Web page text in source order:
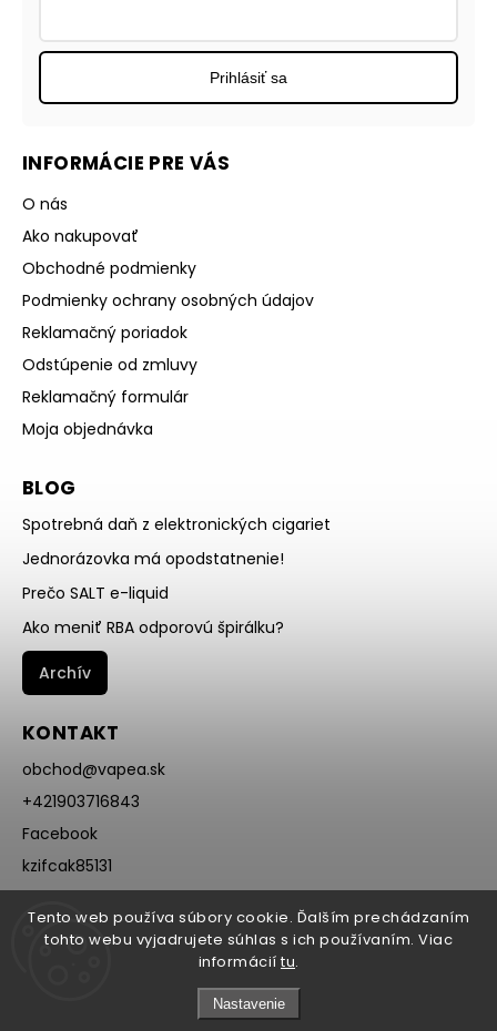
Tento web používa súbory cookie. Ďalším prechádzaním
tohto webu vyjadrujete súhlas s ich používaním. Viac
informácií tu.
Nastavenie
INFORMÁCIE PRE VÁS
O nás
Ako nakupovať
Obchodné podmienky
Podmienky ochrany osobných údajov
Reklamačný poriadok
Odstúpenie od zmluvy
Reklamačný formulár
Moja objednávka
BLOG
Spotrebná daň z elektronických cigariet
Jednorázovka má opodstatnenie!
Prečo SALT e-liquid
Ako meniť RBA odporovú špirálku?
Archív
KONTAKT
obchod@vapea.sk
+421903716843
Facebook
kzifcak85131
@vapea.slovensko
Prihlásiť sa